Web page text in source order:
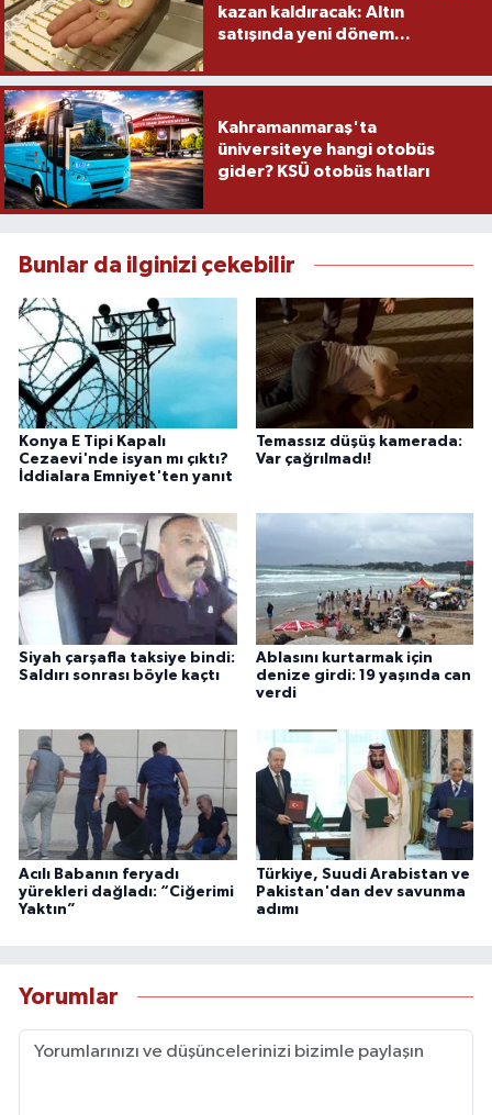
kazan kaldıracak: Altın
satışında yeni dönem...
Kahramanmaraş'ta
üniversiteye hangi otobüs
gider? KSÜ otobüs hatları
Bunlar da ilginizi çekebilir
Konya E Tipi Kapalı
Cezaevi'nde isyan mı çıktı?
İddialara Emniyet'ten yanıt
Temassız düşüş kamerada:
Var çağrılmadı!
Siyah çarşafla taksiye bindi:
Saldırı sonrası böyle kaçtı
Ablasını kurtarmak için
denize girdi: 19 yaşında can
verdi
Acılı Babanın feryadı
yürekleri dağladı: “Ciğerimi
Yaktın”
Türkiye, Suudi Arabistan ve
Pakistan'dan dev savunma
adımı
Yorumlar